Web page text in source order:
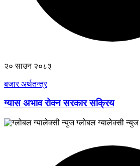
२० साउन २०८३
बजार अर्थतन्त्र
ग्यास अभाव रोक्न सरकार सक्रिय
ग्लोबल ग्यालेक्सी न्युज